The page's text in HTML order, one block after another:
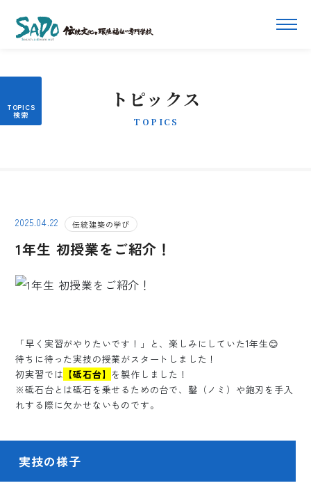
トピックス
TOPICS
2025.04.22 伝統建築の学び
1年生 初授業をご紹介！
「早く実習がやりたいです！」と、楽しみにしていた1年生😊
待ちに待った実技の授業がスタートしました！
初実習では 【砥石台】 を製作しました！
※砥石台とは砥石を乗せるための台で、鑿（ノミ）や鉋刃を手入
れする際に欠かせないものです。
実技の様子